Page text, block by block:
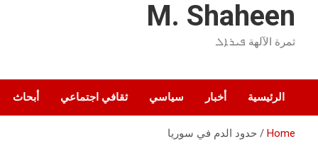
M. Shaheen
ثمرة الآلهة ܦܝܪܐܠ
الرئيسية أخبار سياسي ثقافي اجتماعي أبحاث
Home حدود الدم في سوريا